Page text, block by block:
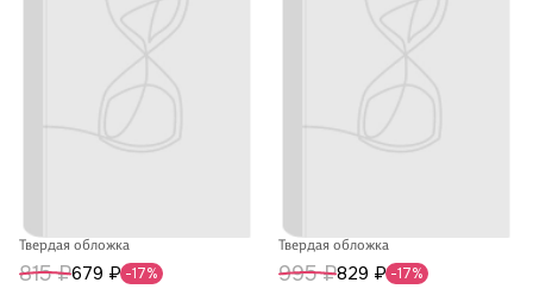
Твердая обложка
815 ₽679 ₽ -17%
Твердая обложка
995 ₽829 ₽ -17%